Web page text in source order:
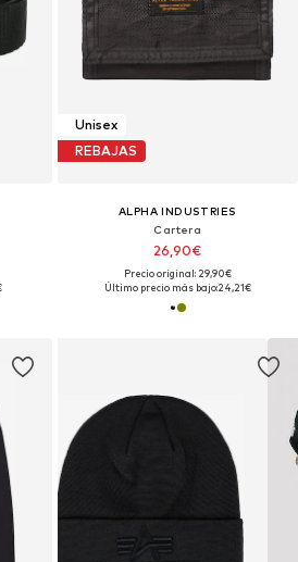
Unisex
REBAJAS
ALPHA INDUSTRIES
Cartera
26,90€
Precio original: 29,90€
Último precio más bajo:24,21€